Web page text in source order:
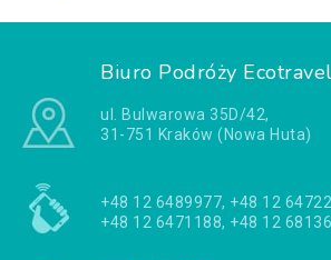
Biuro Podróży Ecotravel
ul. Bulwarowa 35D/42,
31-751 Kraków (Nowa Huta)
+48 12 6489977, +48 12
+48 12 6471188, +48 12